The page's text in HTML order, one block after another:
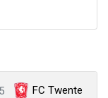
FC Twente